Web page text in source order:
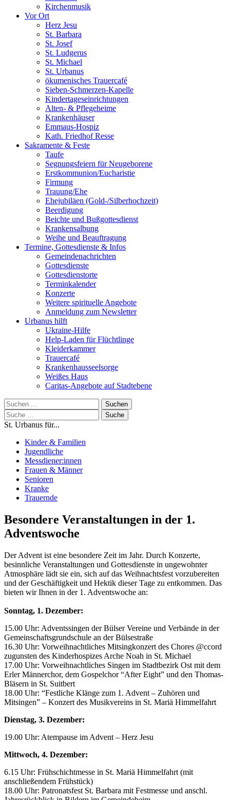
Kirchenmusik
Vor Ort
Herz Jesu
St. Barbara
St. Josef
St. Ludgerus
St. Michael
St. Urbanus
ökumenisches Trauercafé
Sieben-Schmerzen-Kapelle
Kindertageseinrichtungen
Alten- & Pflegeheime
Krankenhäuser
Emmaus-Hospiz
Kath. Friedhof Resse
Sakramente & Feste
Taufe
Segnungsfeiern für Neugeborene
Erstkommunion/Eucharistie
Firmung
Trauung/Ehe
Ehejubiläen (Gold-/Silberhochzeit)
Beerdigung
Beichte und Bußgottesdienst
Krankensalbung
Weihe und Beauftragung
Termine, Gottesdienste & Infos
Gemeindenachrichten
Gottesdienste
Gottesdienstorte
Terminkalender
Konzerte
Weitere spirituelle Angebote
Anmeldung zum Newsletter
Urbanus hilft
Ukraine-Hilfe
Help-Laden für Flüchtlinge
Kleiderkammer
Trauercafé
Krankenhausseelsorge
Weißes Haus
Caritas-Angebote auf Stadtebene
Suchen
nach:
Suche
nach:
St. Urbanus für...
Kinder & Familien
Jugendliche
Messdiener:innen
Frauen & Männer
Senioren
Kranke
Trauernde
Besondere Veranstaltungen in der 1.
Adventswoche
Der Advent ist eine besondere Zeit im Jahr. Durch Konzerte,
besinnliche Veranstaltungen und Gottesdienste in ungewohnter
Atmosphäre lädt sie ein, sich auf das Weihnachtsfest vorzubereiten
und der Geschäftigkeit und Hektik dieser Tage zu entkommen. Das
bieten wir Ihnen in der 1. Adventswoche an:
Sonntag, 1. Dezember:
15.00 Uhr: Adventssingen der Bülser Vereine und Verbände in der
Gemeinschaftsgrundschule an der Bülsestraße
16.30 Uhr: Vorweihnachtliches Mitsingkonzert des Chores @ccord
zugunsten des Kinderhospizes Arche Noah in St. Michael
17.00 Uhr: Vorweihnachtliches Singen im Stadtbezirk Ost mit dem
Erler Männerchor, dem Gospelchor “After Eight” und den Thomas-
Bläsern in St. Suitbert
18.00 Uhr: “Festliche Klänge zum 1. Advent – Zuhören und
Mitsingen” – Konzert des Musikvereins in St. Mariä Himmelfahrt
Dienstag, 3. Dezember:
19.00 Uhr: Atempause im Advent – Herz Jesu
Mittwoch, 4. Dezember:
6.15 Uhr: Frühschichtmesse in St. Mariä Himmelfahrt (mit
anschließendem Frühstück)
18.00 Uhr: Patronatsfest St. Barbara mit Festmesse und anschl.